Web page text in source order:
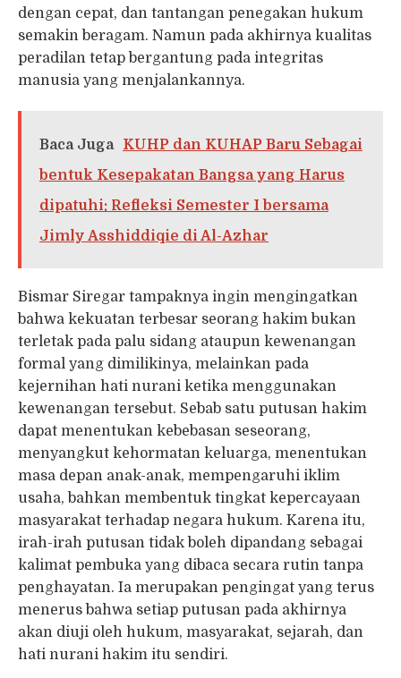
dengan cepat, dan tantangan penegakan hukum
semakin beragam. Namun pada akhirnya kualitas
peradilan tetap bergantung pada integritas
manusia yang menjalankannya.
Baca Juga
KUHP dan KUHAP Baru Sebagai
bentuk Kesepakatan Bangsa yang Harus
dipatuhi: Refleksi Semester I bersama
Jimly Asshiddiqie di Al-Azhar
Bismar Siregar tampaknya ingin mengingatkan
bahwa kekuatan terbesar seorang hakim bukan
terletak pada palu sidang ataupun kewenangan
formal yang dimilikinya, melainkan pada
kejernihan hati nurani ketika menggunakan
kewenangan tersebut. Sebab satu putusan hakim
dapat menentukan kebebasan seseorang,
menyangkut kehormatan keluarga, menentukan
masa depan anak-anak, mempengaruhi iklim
usaha, bahkan membentuk tingkat kepercayaan
masyarakat terhadap negara hukum. Karena itu,
irah-irah putusan tidak boleh dipandang sebagai
kalimat pembuka yang dibaca secara rutin tanpa
penghayatan. Ia merupakan pengingat yang terus
menerus bahwa setiap putusan pada akhirnya
akan diuji oleh hukum, masyarakat, sejarah, dan
hati nurani hakim itu sendiri.